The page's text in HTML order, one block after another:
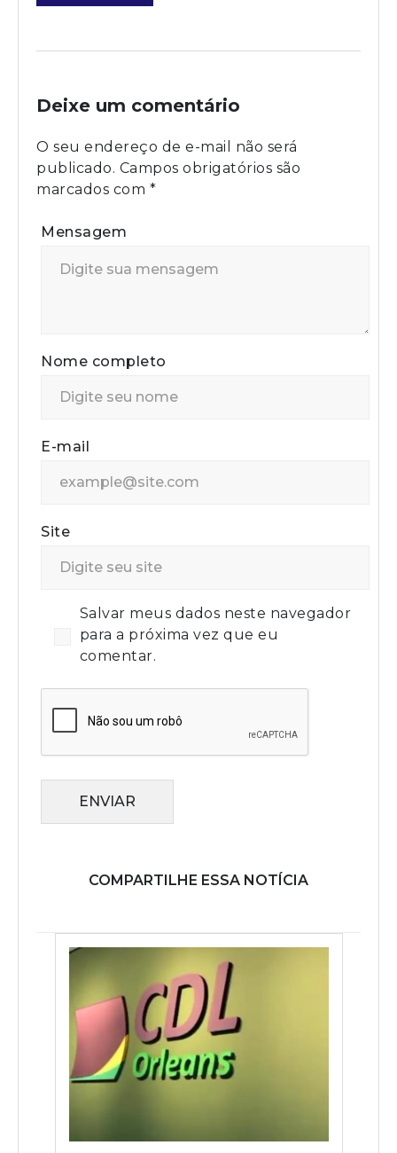
Deixe um comentário
O seu endereço de e-mail não será
publicado. Campos obrigatórios são
marcados com *
Mensagem
Nome completo
E-mail
Site
Salvar meus dados neste navegador
para a próxima vez que eu
comentar.
ENVIAR
COMPARTILHE ESSA NOTÍCIA